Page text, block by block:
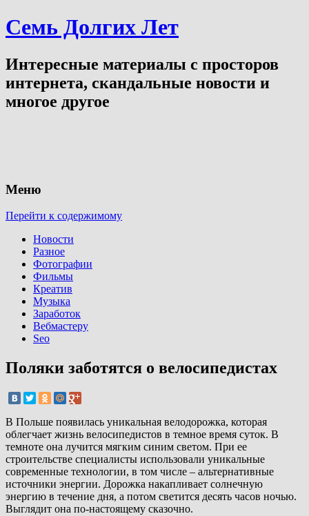
Семь Долгих Лет
Интересные материалы с просторов
интернета, скандальные новости и
многое другое
Меню
Перейти к содержимому
Новости
Разное
Фотографии
Фильмы
Креатив
Музыка
Заработок
Вебмастеру
Seo
Поляки заботятся о велосипедистах
В Польше появилась уникальная велодорожка, которая
облегчает жизнь велосипедистов в темное время суток. В
темноте она лучится мягким синим светом. При ее
строительстве специалисты использовали уникальные
современные технологии, в том числе – альтернативные
источники энергии. Дорожка накапливает солнечную
энергию в течение дня, а потом светится десять часов ночью.
Выглядит она по-настоящему сказочно.